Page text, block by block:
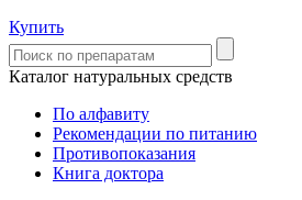
Купить
Каталог натуральных средств
По алфавиту
Рекомендации по питанию
Противопоказания
Книга доктора